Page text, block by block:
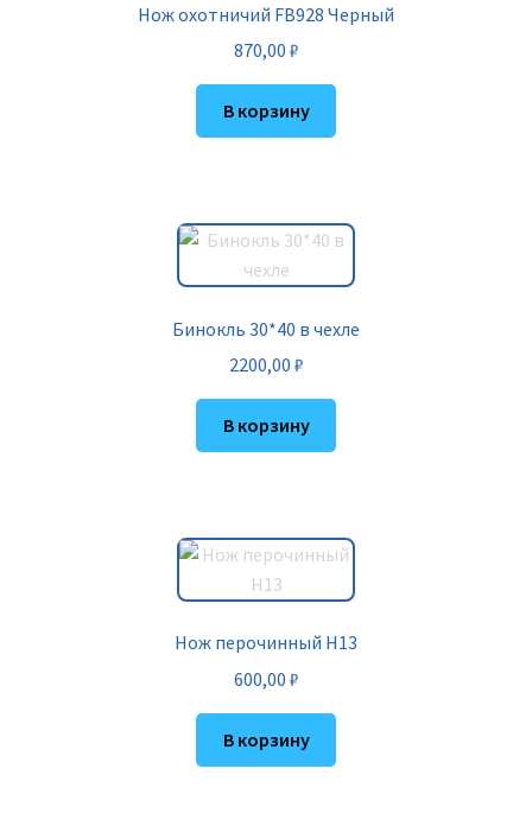
Нож охотничий FB928 Черный
870,00 ₽
В корзину
Бинокль 30*40 в чехле
2200,00 ₽
В корзину
Нож перочинный H13
600,00 ₽
В корзину